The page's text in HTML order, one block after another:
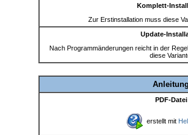
Komplett-
Zur Erstinstallation muss diese
Update-
Nach Programmänderungen reicht in der
diese
Anleitung
PDF-Datei
erstellt mit